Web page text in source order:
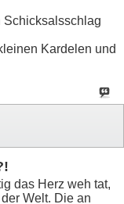
Schicksalsschlag
Kardelen und
das Herz weh tat,
Welt. Die an